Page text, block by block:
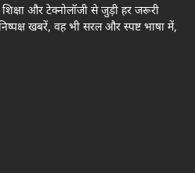
और टेक्नोलॉजी से जुड़ी हर जरूरी
खबरें, वह भी सरल और स्पष्ट भाषा में,